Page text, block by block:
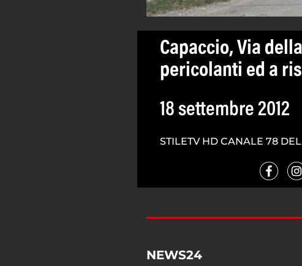
Capaccio, Via
pericolanti ed a
18 settembre 2012
STILETV HD CANALE 78
NEWS24